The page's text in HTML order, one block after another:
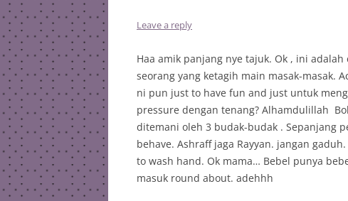
Leave a reply
Haa amik panjang nye tajuk. Ok , ini
seorang yang ketagih main masak-masak.
ni pun just to have fun and just untuk
pressure dengan tenang? Alhamdulillah
ditemani oleh 3 budak-budak . Sepanjang
behave. Ashraff jaga Rayyan. jangan
to wash hand. Ok mama… Bebel punya
masuk round about. adehhh